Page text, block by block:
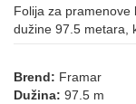
Folija za pramenove
dužine 97.5 metara,
Brend: Framar
Dužina: 97.5 m